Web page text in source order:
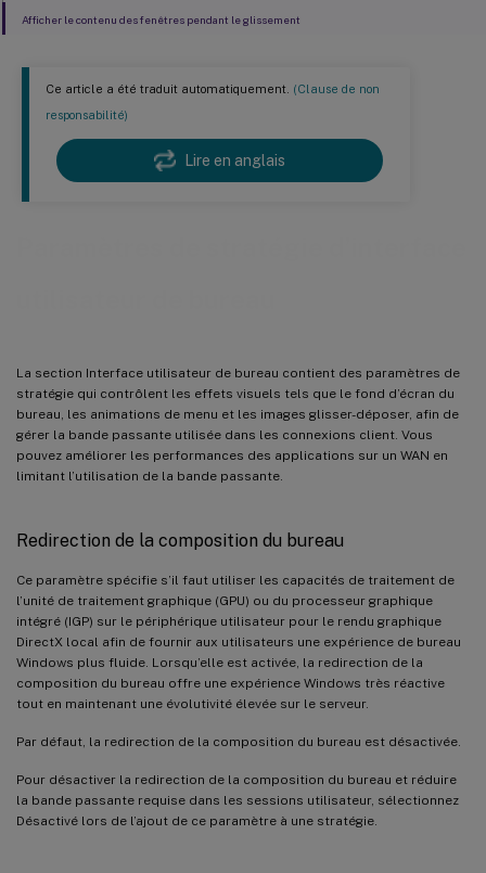
Ce article a été traduit automatiquement. (Clause de non
responsabilité)
Lire en anglais
La section Interface utilisateur de bureau contient des paramètres de
stratégie qui contrôlent les effets visuels tels que le fond d’écran du
bureau, les animations de menu et les images glisser-déposer, afin de
gérer la bande passante utilisée dans les connexions client. Vous
pouvez améliorer les performances des applications sur un WAN en
limitant l’utilisation de la bande passante.
Redirection de la composition du bureau
Ce paramètre spécifie s’il faut utiliser les capacités de traitement de
l’unité de traitement graphique (GPU) ou du processeur graphique
intégré (IGP) sur le périphérique utilisateur pour le rendu graphique
DirectX local afin de fournir aux utilisateurs une expérience de bureau
Windows plus fluide. Lorsqu’elle est activée, la redirection de la
composition du bureau offre une expérience Windows très réactive
tout en maintenant une évolutivité élevée sur le serveur.
Par défaut, la redirection de la composition du bureau est désactivée.
Pour désactiver la redirection de la composition du bureau et réduire
la bande passante requise dans les sessions utilisateur, sélectionnez
Désactivé lors de l’ajout de ce paramètre à une stratégie.
Afficher le contenu des fenêtres pendant le glissement